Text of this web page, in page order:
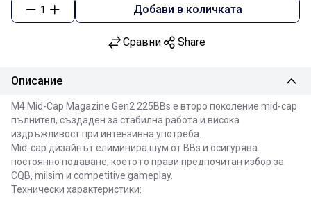
1 Добави в количката
Сравни Share
Описание
M4 Mid-Cap Magazine Gen2 225BBs е второ поколение mid-cap
пълнител, създаден за стабилна работа и висока
издръжливост при интензивна употреба.
Mid-cap дизайнът елиминира шум от BBs и осигурява
постоянно подаване, което го прави предпочитан избор за
CQB, milsim и competitive gameplay.
Технически характеристики: